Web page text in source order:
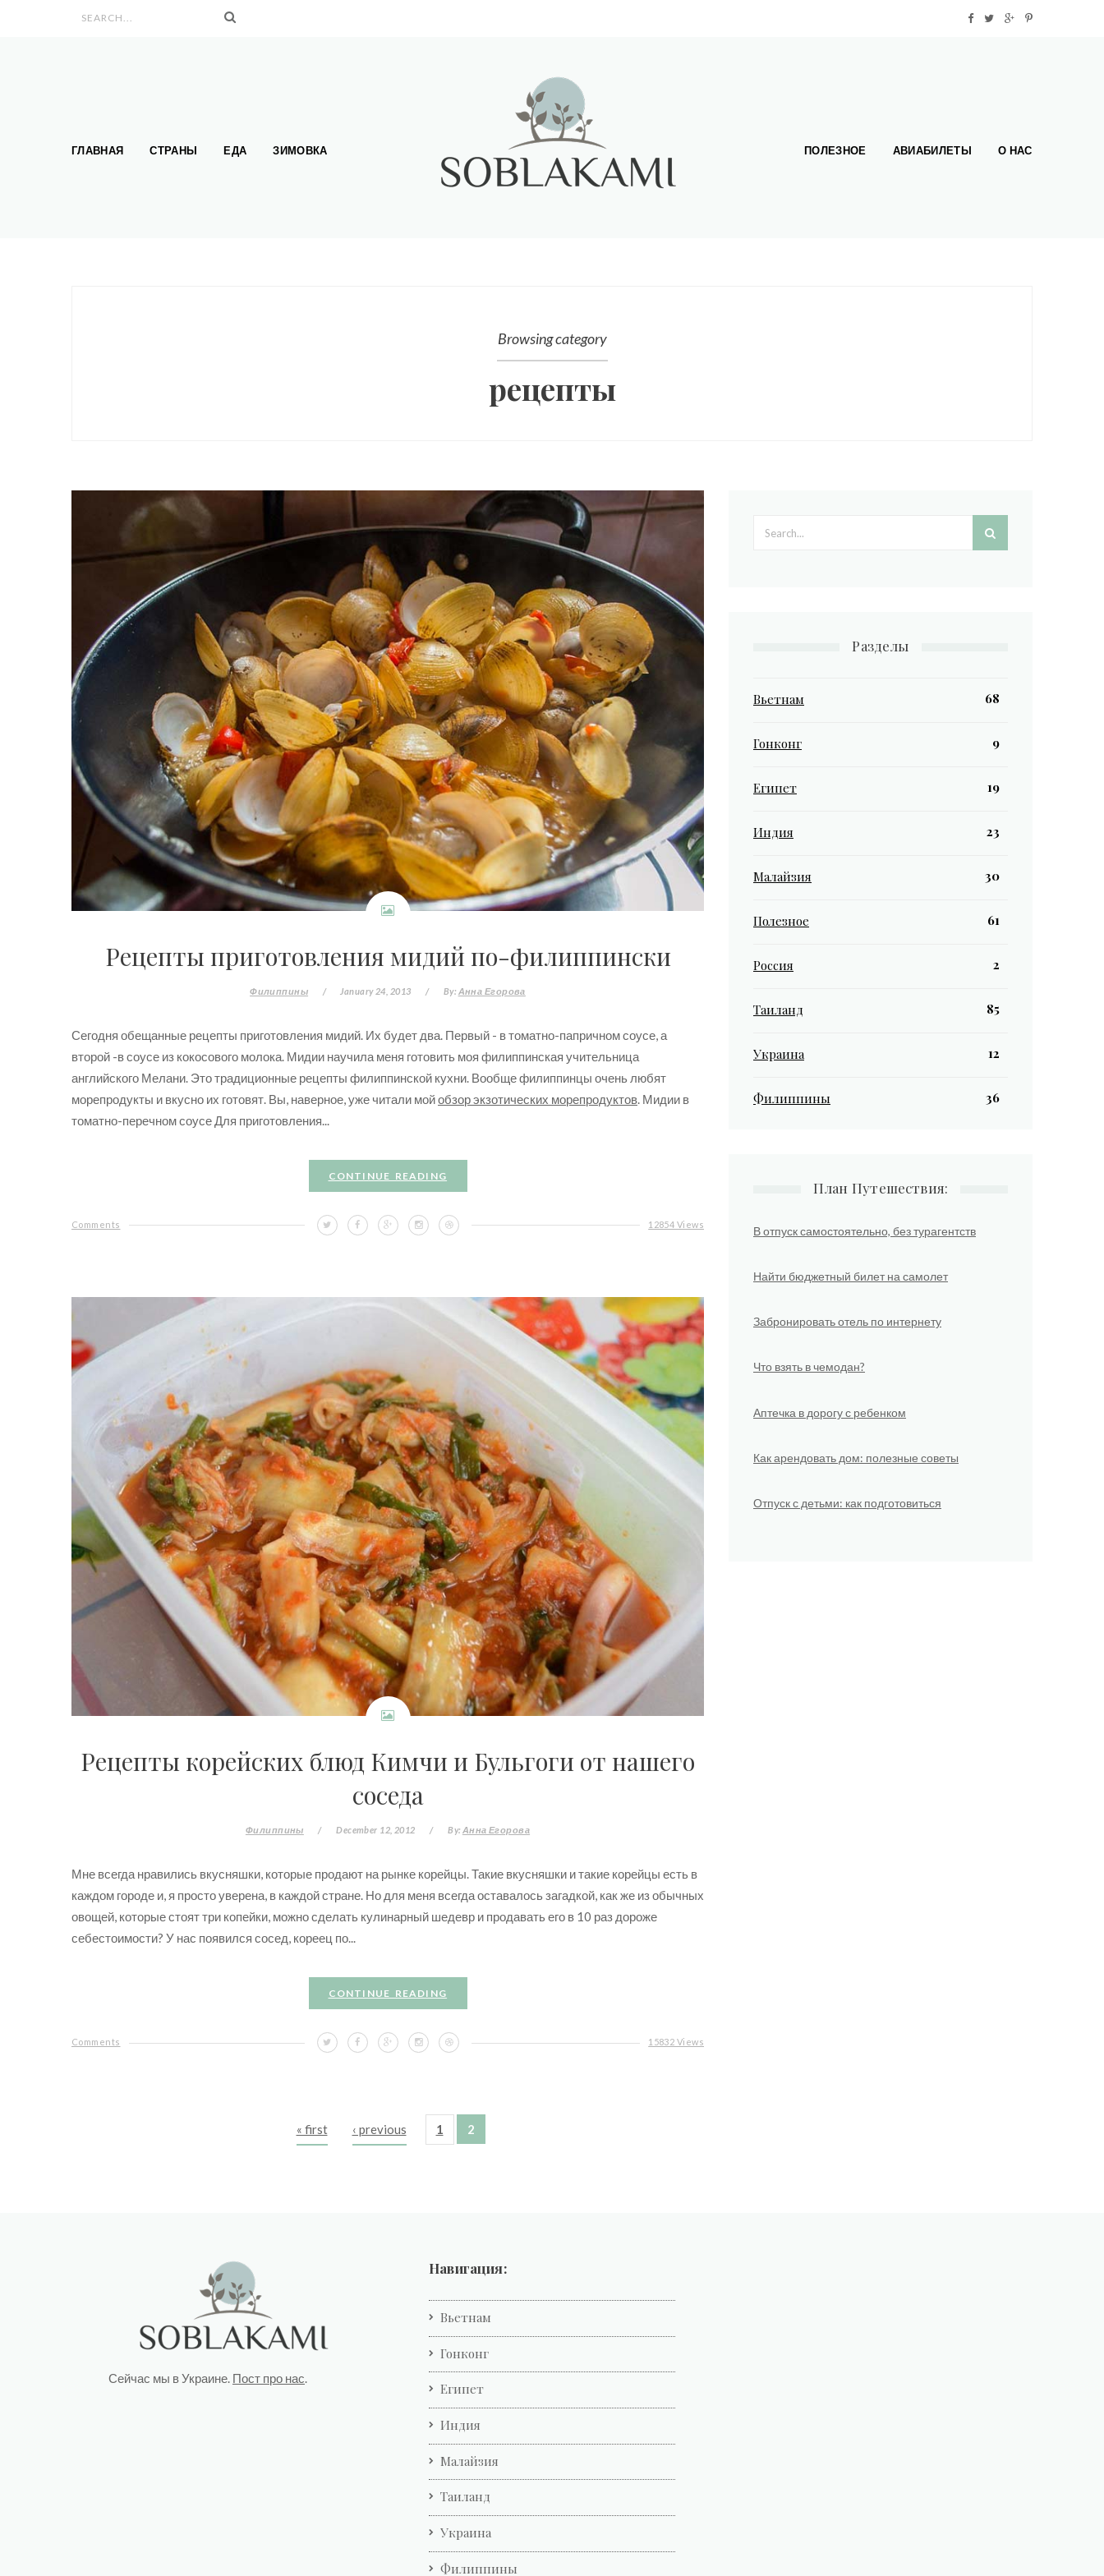
ГЛАВНАЯ СТРАНЫ ЕДА ЗИМОВКА ПОЛЕЗНОЕ АВИАБИЛЕТЫ О НАС
Browsing category
рецепты
Рецепты приготовления мидий по-филиппински
Филиппины / January 24, 2013 / By: Анна Егорова
Сегодня обещанные рецепты приготовления мидий. Их будет два. Первый - в томатно-папричном соусе, а
второй -в соусе из кокосового молока. Мидии научила меня готовить моя филиппинская учительница
английского Мелани. Это традиционные рецепты филиппинской кухни. Вообще филиппинцы очень любят
морепродукты и вкусно их готовят. Вы, наверное, уже читали мойобзор экзотических морепродуктов. Мидии в
томатно-перечном соусе Для приготовления...
CONTINUE READING
Comments 12854 Views
Рецепты корейских блюд Кимчи и Бульгоги от нашего
соседа
Филиппины / December 12, 2012 / By: Анна Егорова
Мне всегда нравились вкусняшки, которые продают на рынке корейцы. Такие вкусняшки и такие корейцы есть в
каждом городе и, я просто уверена, в каждой стране. Но для меня всегда оставалось загадкой, как же из обычных
овощей, которые стоят три копейки, можно сделать кулинарный шедевр и продавать его в 10 раз дороже
себестоимости? У нас появился сосед, кореец по...
CONTINUE READING
Comments 15832 Views
« first ‹ previous 1 2
Search form
Разделы
Вьетнам 68
Гонконг 9
Египет 19
Индия 23
Малайзия 30
Полезное 61
Россия 2
Таиланд 85
Украина 12
Филиппины 36
План Путешествия:
В отпуск самостоятельно, без турагентств
Найти бюджетный билет на самолет
Забронировать отель по интернету
Что взять в чемодан?
Аптечка в дорогу с ребенком
Как арендовать дом: полезные советы
Отпуск с детьми: как подготовиться
Сейчас мы в Украине. Пост про нас.
Навигация:
Вьетнам
Гонконг
Египет
Индия
Малайзия
Таиланд
Украина
Филиппины